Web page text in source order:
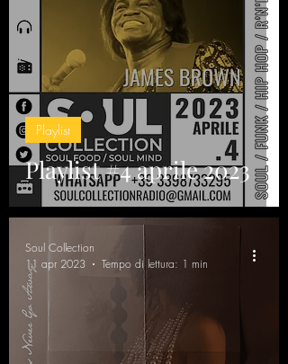
Playlist #4 aprile 2023
Playlist
Soul Collection
11 apr 2023
Tempo di lettura: 1 min